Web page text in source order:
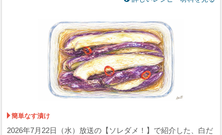
簡単なす漬け
2026年7月22日（水）放送の【ソレダメ！】で紹介した、白だ